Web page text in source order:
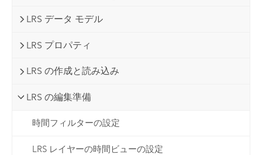
LRS データ モデル
LRS プロパティ
LRS の作成と読み込み
LRS の編集準備
時間フィルターの設定
LRS レイヤーの時間ビューの設定